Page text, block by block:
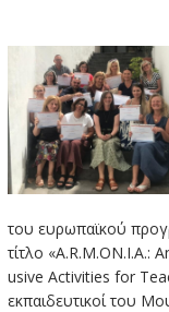
του ευρωπαϊκού
τίτλο «A.R.M.ON.I.A.:
usive Activities for
εκπαιδευτικοί του